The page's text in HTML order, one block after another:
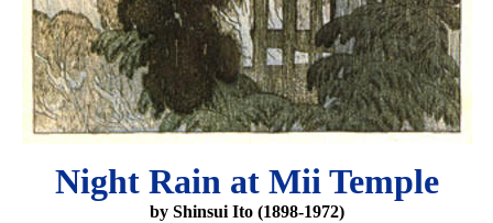
Night Rain at Mii Temple
by Shinsui Ito (1898-1972)